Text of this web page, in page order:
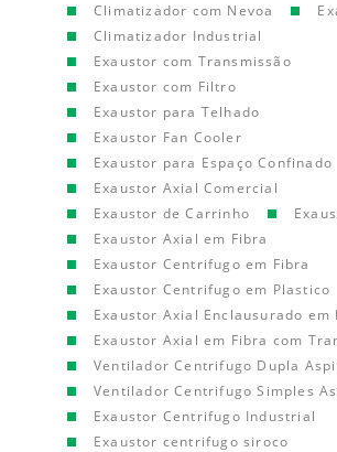
Climatizador com Nevoa
Climatizador Industrial
Exaustor com Transmissão
Exaustor com Filtro
Exaustor para Telhado
Exaustor Fan Cooler
Exaustor para Espaço Confinado
Exaustor Axial Comercial
Exaustor de Carrinho
Exaustor Axial em Fibra
Exaustor Centrifugo em Fibra
Exaustor Centrifugo em Plastico
Exaustor Axial Enclausurado em
Exaustor Axial em Fibra com
Ventilador Centrifugo Dupla
Ventilador Centrifugo Simples
Exaustor Centrifugo Industrial
Exaustor centrifugo siroco